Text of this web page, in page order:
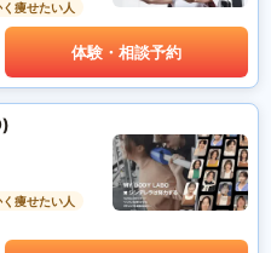
く痩せたい人
体験・相談予約
く痩せたい人